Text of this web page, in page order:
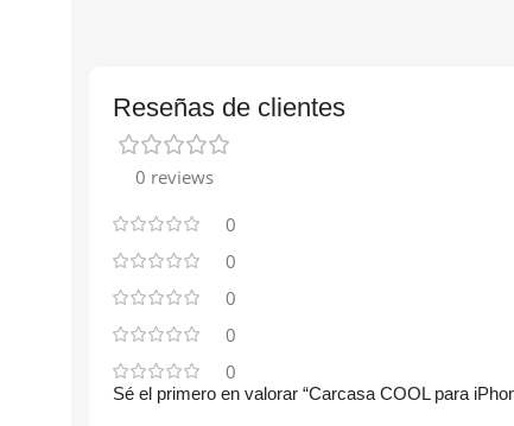
Reseñas de clientes
0 reviews
0
0
0
0
0
Sé el primero en valorar “Carcasa COOL para